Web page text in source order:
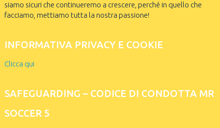
siamo sicuri che continueremo a crescere, perché in quello che
facciamo, mettiamo tutta la nostra passione!
INFORMATIVA PRIVACY E COOKIE
Clicca qui
SAFEGUARDING – CODICE DI CONDOTTA MR
SOCCER 5